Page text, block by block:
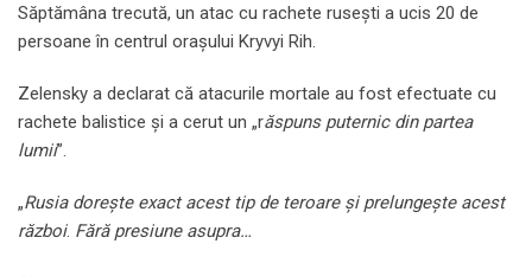
Săptămâna trecută, un atac cu rachete rusești a ucis 20 de
persoane în centrul orașului Kryvyi Rih.
Zelensky a declarat că atacurile mortale au fost efectuate cu
rachete balistice și a cerut un „răspuns puternic din partea
lumii”.
„Rusia dorește exact acest tip de teroare și prelungește acest
război. Fără presiune asupra…